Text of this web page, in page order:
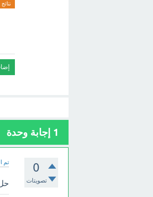
نتائج
1 إجابة وحدة
0
تصويتات
تم